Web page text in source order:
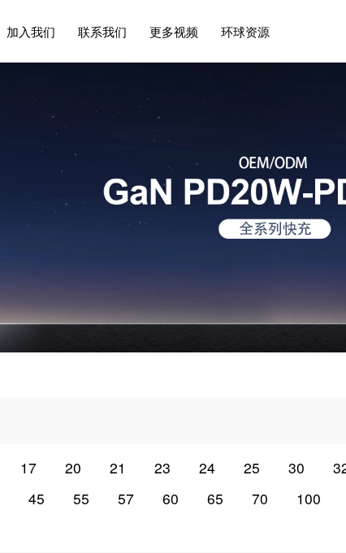
加入我们 联系我们 更多视频 环球资源
17 20 21 23 24 25 30
45 55 57 60 65 70 100